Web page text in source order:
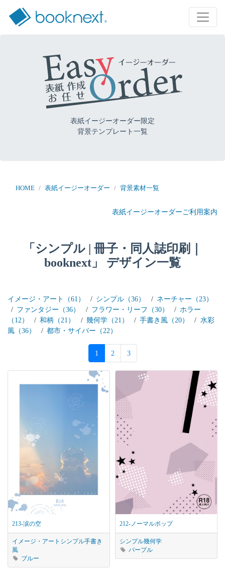
表紙イージーオーダー限定
背景テンプレート一覧
HOME 表紙イージーオーダー 背景素材一覧
表紙イージーオーダーご利用案内
「シンプル | 冊子・同人誌印刷｜
booknext」 デザイン一覧
イメージ・アート（61） シンプル（36）
ネーチャー（23）
ファンタジー（36）
フラワー・リーフ（30）
ホラー
（12）
和柄（21） 幾何学（21） 手書き風（20）
水彩
風（36）
都市・サイバー（22）
1 2 3
213-涙の空
イメージ・アート シンプル手書き
風
ブルー
212-ノーマルポップ
シンプル幾何学
パープル